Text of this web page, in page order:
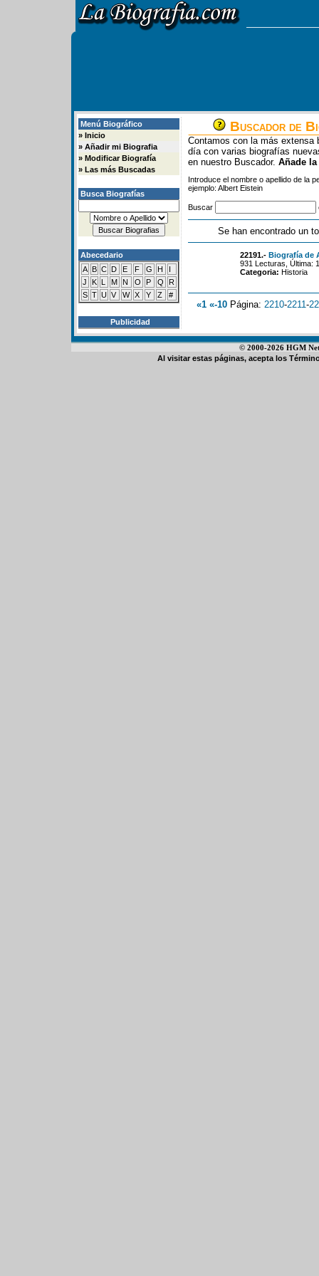
Menú Biográfico
» Inicio
» Añadir mi Biografia
» Modificar Biografía
» Las más Buscadas
Busca Biografías
Abecedario
A B C D E F G H
I
J
K L M N O P Q
R
S T U V W X Y Z #
Publicidad
Buscador de
Contamos con la más extensa
día con varias biografías
en nuestro Buscador. Añade
Introduce el nombre o apellido de la
ejemplo: Albert Eistein
Buscar
Se han encontrado un
22191.- Biografía de
931 Lecturas, Última:
Categoria: Historia
«1 «-10 Página: 2210-2211-
© 2000-2026 HGM
Al visitar estas páginas, acepta los